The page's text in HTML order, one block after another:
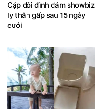
Cặp đôi đình đám showbiz
ly thân gấp sau 15 ngày
cưới